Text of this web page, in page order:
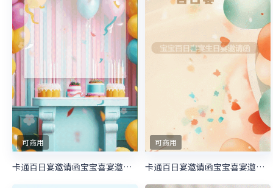
可商用
卡通百日宴邀请函宝宝喜宴邀请函生日邀请函
可商用
卡通百日宴邀请函宝宝喜宴邀请函生日邀请函